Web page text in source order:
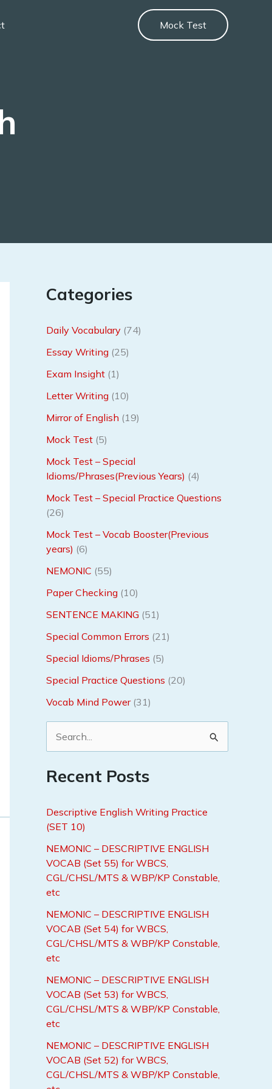
Mock Test
Categories
Daily Vocabulary (74)
Essay Writing (25)
Exam Insight (1)
Letter Writing (10)
Mirror of English (19)
Mock Test (5)
Mock Test – Special
Idioms/Phrases(Previous Years) (4)
Mock Test – Special Practice Questions
(26)
Mock Test – Vocab Booster(Previous
years) (6)
NEMONIC (55)
Paper Checking (10)
SENTENCE MAKING (51)
Special Common Errors (21)
Special Idioms/Phrases (5)
Special Practice Questions (20)
Vocab Mind Power(31)
a
c
o
r
:
Recent Posts
Descriptive English Writing Practice
(SET 10)
NEMONIC – DESCRIPTIVE ENGLISH
VOCAB (Set 55) for WBCS,
CGL/CHSL/MTS & WBP/KP Constable,
etc
NEMONIC – DESCRIPTIVE ENGLISH
VOCAB (Set 54) for WBCS,
CGL/CHSL/MTS & WBP/KP Constable,
etc
NEMONIC – DESCRIPTIVE ENGLISH
VOCAB (Set 53) for WBCS,
CGL/CHSL/MTS & WBP/KP Constable,
etc
NEMONIC – DESCRIPTIVE ENGLISH
VOCAB (Set 52) for WBCS,
CGL/CHSL/MTS & WBP/KP Constable,